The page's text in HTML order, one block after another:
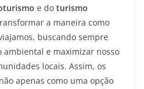
e do turismo
a maneira como
buscando sempre
e maximizar nosso
locais. Assim, os
apenas como uma opção